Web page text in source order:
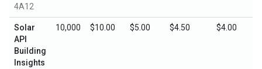
4A12
Solar
API
Building
Insights
10,000 $10.00 $5.00 $4.50 $4.00